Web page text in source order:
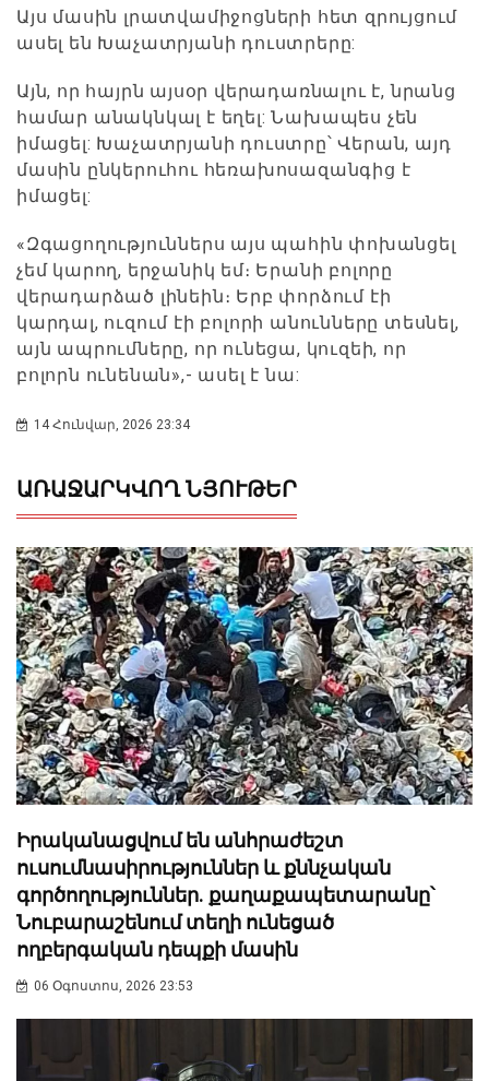
Այս մասին լրատվամիջոցների հետ զրույցում
ասել են Խաչատրյանի դուստրերը:
Այն, որ հայրն այսօր վերադառնալու է, նրանց
համար անակնկալ է եղել: Նախապես չեն
իմացել: Խաչատրյանի դուստրը՝ Վերան, այդ
մասին ընկերուհու հեռախոսազանգից է
իմացել:
«Զգացողություններս այս պահին փոխանցել
չեմ կարող, երջանիկ եմ։ Երանի բոլորը
վերադարձած լինեին։ Երբ փորձում էի
կարդալ, ուզում էի բոլորի անունները տեսնել,
այն ապրումները, որ ունեցա, կուզեի, որ
բոլորն ունենան»,- ասել է նա:
14 Հունվար, 2026 23:34
ԱՌԱՋԱՐԿՎՈՂ ՆՅՈՒԹԵՐ
Իրականացվում են անհրաժեշտ
ուսումնասիրություններ և քննչական
գործողություններ. քաղաքապետարանը՝
Նուբարաշենում տեղի ունեցած
ողբերգական դեպքի մասին
06 Օգոստոս, 2026 23:53